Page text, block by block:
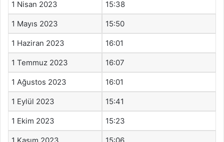
1 Nisan 2023 15:38
1 Mayıs 2023 15:50
1 Haziran 2023 16:01
1 Temmuz 2023 16:07
1 Ağustos 2023 16:01
1 Eylül 2023 15:41
1 Ekim 2023 15:23